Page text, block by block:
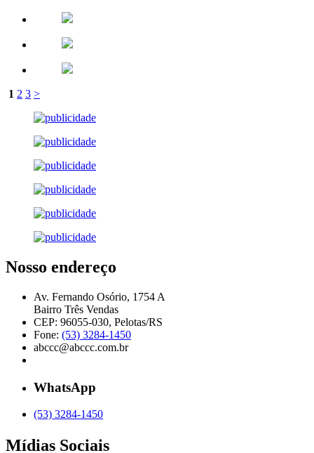
1 2 3 >
Nosso endereço
Av. Fernando Osório, 1754 A
Bairro Três Vendas
CEP: 96055-030, Pelotas/RS
Fone: (53) 3284-1450
abccc@abccc.com.br
WhatsApp
(53) 3284-1450
Mídias Sociais